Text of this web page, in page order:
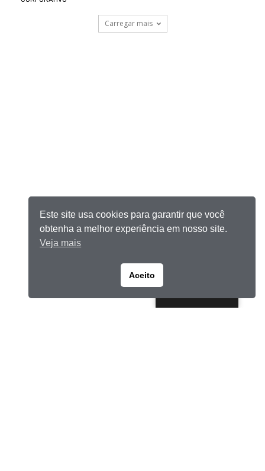
Carregar mais
Este site usa cookies para garantir que você
obtenha a melhor experiência em nosso site.
Veja mais
Aceito